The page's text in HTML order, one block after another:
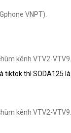
VNPT).
kênh VTV2-VTV9.
thì SODA125
kênh VTV2-VTV9.